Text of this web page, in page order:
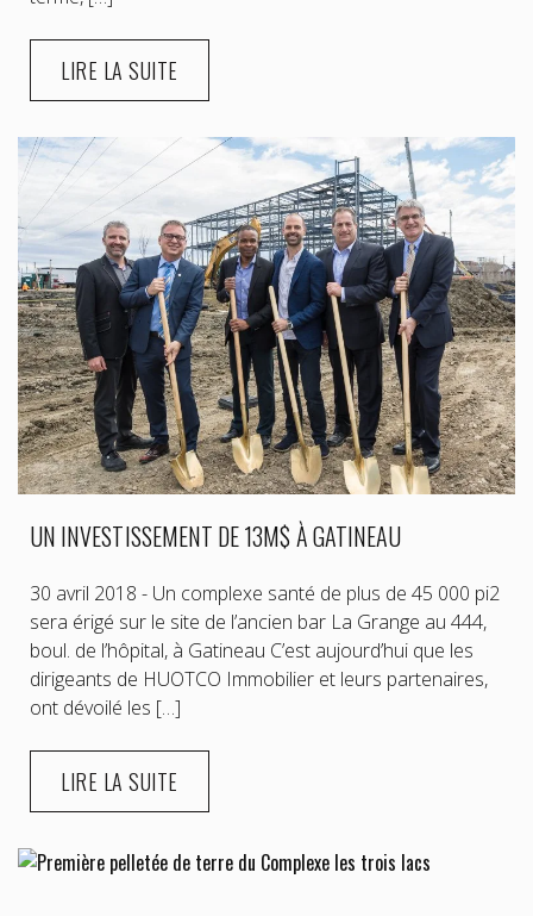
LIRE LA SUITE
UN INVESTISSEMENT DE 13M$ À GATINEAU
30 avril 2018 - Un complexe santé de plus de 45 000 pi2
sera érigé sur le site de l’ancien bar La Grange au 444,
boul. de l’hôpital, à Gatineau C’est aujourd’hui que les
dirigeants de HUOTCO Immobilier et leurs partenaires,
ont dévoilé les […]
LIRE LA SUITE